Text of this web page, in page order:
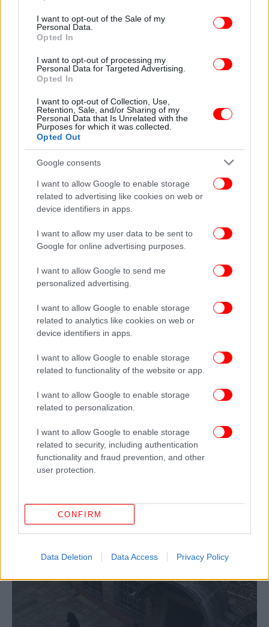
use your data for below specified purposes in below Google
consent section.
I want to opt-out of the Sale of my
Personal Data.
Opted In
I want to opt-out of processing my
Personal Data for Targeted Advertising.
Opted In
I want to opt-out of Collection, Use,
Retention, Sale, and/or Sharing of my
Personal Data that Is Unrelated with the
Purposes for which it was collected.
Opted Out
Google consents
I want to allow Google to enable storage
related to advertising like cookies on web or
device identifiers in apps.
I want to allow my user data to be sent to
Google for online advertising purposes.
I want to allow Google to send me
personalized advertising.
I want to allow Google to enable storage
related to analytics like cookies on web or
device identifiers in apps.
I want to allow Google to enable storage
related to functionality of the website or app.
I want to allow Google to enable storage
related to personalization.
I want to allow Google to enable storage
related to security, including authentication
functionality and fraud prevention, and other
user protection.
CONFIRM
Data Deletion Data Access Privacy Policy
Άγιο Όρος, την οποία σκοπεύει να επαναλάβει.
«Υπήρχε πάντα υποστήριξη από συγγενείς, φίλους,
αδερφούς, υποστήριξη από το κράτος, χωρίς αυτό
δεν θα ήταν δυνατό».
Ορθόδοξης Εκκλησίας από τα βυζαντινά χρόνια. Η
περιοχή προστέθηκε στον κατάλογο της
Μερικά αρχαία έθιμα τηρούνται μέχρι σήμερα,
όπως το ότι μόνον άνδρες επιτρέπεται να
δεσμούς με το Άγιο Όρος και το 2016 ο πρόεδρος
Βλαντίμιρ Πούτιν το επισκέφθηκε για να τιμήσει τα
1.000 χρόνια από τότε που εγκαταστάθηκαν για
πρώτη φορά εκεί Ρώσοι μοναχοί. Όμως, η Ελλάδα,
Ουκρανία στον πόλεμο, επιδεινώνοντας τις σχέσεις
της με τη Μόσχα. Οι Ουκρανοί στρατιώτες
επισκέπτονταν μόνο ελληνορθόδοξους χώρους.